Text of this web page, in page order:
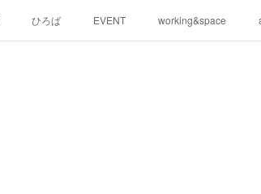
ひろば EVENT working&space